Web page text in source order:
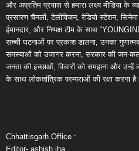
और अप्रतिम प्रयास से हमारा लक्ष्य मीडिया के
प्रसारण चैनलों, टेलीविजन, रेडियो स्टेशन,
ईमानदार, और निष्पक्ष टीम के साथ
सच्ची घटनाओं पर प्रकाश डालना, उनका
समस्याओं को उजागर करना, सरकार की जन-
जनता की इच्छाओं, विचारों को समझना और उन्हें
के साथ लोकतांत्रिक परम्पराओं की रक्षा करना है।
Chhattisgarh Office :
Editor- ashish jha